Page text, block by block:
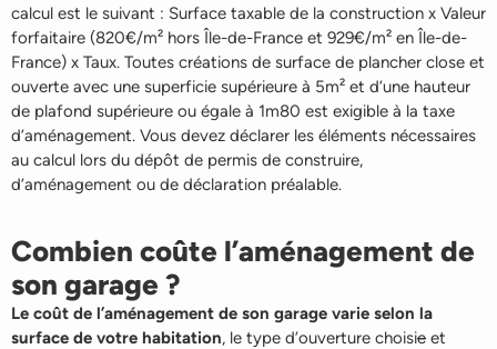
calcul est le suivant : Surface taxable de la construction x Valeur
forfaitaire (820€/m² hors Île-de-France et 929€/m² en Île-de-
France) x Taux. Toutes créations de surface de plancher close et
ouverte avec une superficie supérieure à 5m² et d’une hauteur
de plafond supérieure ou égale à 1m80 est exigible à la taxe
d’aménagement. Vous devez déclarer les éléments nécessaires
au calcul lors du dépôt de permis de construire,
d’aménagement ou de déclaration préalable.
Combien coûte l’aménagement de
son garage ?
Le coût de l’aménagement de son garage varie selon la
surface de votre habitation, le type d’ouverture choisie et